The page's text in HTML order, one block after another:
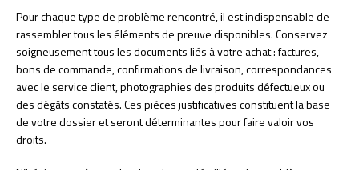
Pour chaque type de problème rencontré, il est indispensable de
rassembler tous les éléments de preuve disponibles. Conservez
soigneusement tous les documents liés à votre achat : factures,
bons de commande, confirmations de livraison, correspondances
avec le service client, photographies des produits défectueux ou
des dégâts constatés. Ces pièces justificatives constituent la base
de votre dossier et seront déterminantes pour faire valoir vos
droits.